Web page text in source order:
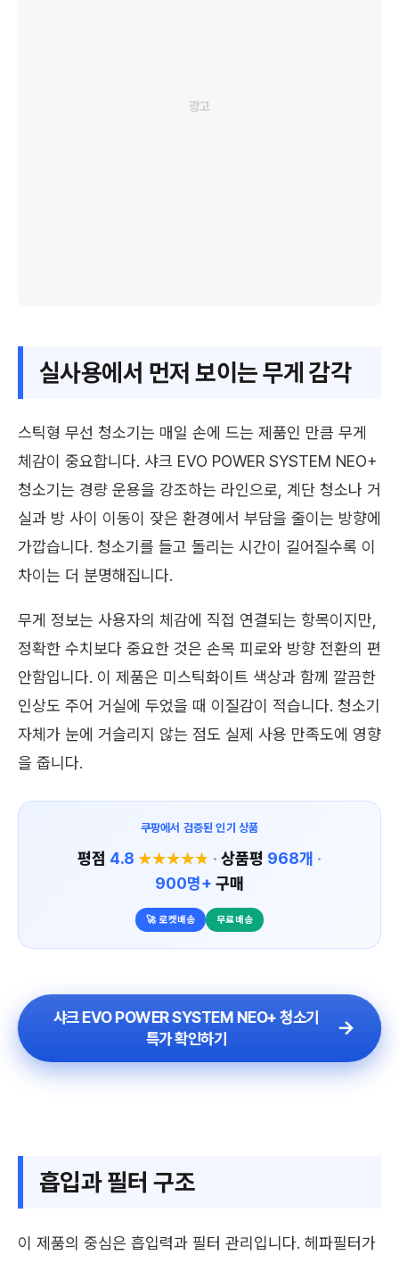
실사용에서 먼저 보이는 무게 감각
스틱형 무선 청소기는 매일 손에 드는 제품인 만큼 무게
체감이 중요합니다. 샤크 EVO POWER SYSTEM NEO+
청소기는 경량 운용을 강조하는 라인으로, 계단 청소나 거
실과 방 사이 이동이 잦은 환경에서 부담을 줄이는 방향에
가깝습니다. 청소기를 들고 돌리는 시간이 길어질수록 이
차이는 더 분명해집니다.
무게 정보는 사용자의 체감에 직접 연결되는 항목이지만,
정확한 수치보다 중요한 것은 손목 피로와 방향 전환의 편
안함입니다. 이 제품은 미스틱화이트 색상과 함께 깔끔한
인상도 주어 거실에 두었을 때 이질감이 적습니다. 청소기
자체가 눈에 거슬리지 않는 점도 실제 사용 만족도에 영향
을 줍니다.
쿠팡에서 검증된 인기 상품
평점 4.8 ★★★★★
★★★★★ · 상품평 968개 ·
900명+ 구매
🚀 로켓배송 무료배송
샤크 EVO POWER SYSTEM NEO+ 청소기
특가 확인하기
흡입과 필터 구조
이 제품의 중심은 흡입력과 필터 관리입니다. 헤파필터가